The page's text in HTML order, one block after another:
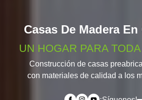
Casas De Madera
UN HOGAR PARA
Construcción de casas
con materiales de calidad a los